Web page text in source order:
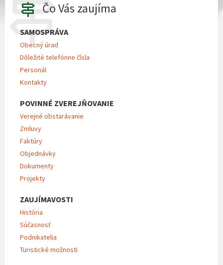
Čo Vás zaujíma
SAMOSPRÁVA
Obecný úrad
Dôležité telefónne čísla
Personál
Kontakty
POVINNÉ ZVEREJŇOVANIE
Verejné obstarávanie
Zmluvy
Faktúry
Objednávky
Dokumenty
Projekty
ZAUJÍMAVOSTI
História
Súčasnosť
Podnikatelia
Turistické možnosti